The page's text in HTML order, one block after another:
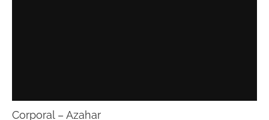
Corporal – Azahar